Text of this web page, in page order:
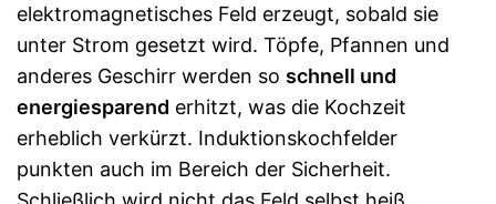
elektromagnetisches Feld erzeugt, sobald sie
unter Strom gesetzt wird. Töpfe, Pfannen und
anderes Geschirr werden so schnell und
energiesparend erhitzt, was die Kochzeit
erheblich verkürzt. Induktionskochfelder
punkten auch im Bereich der Sicherheit.